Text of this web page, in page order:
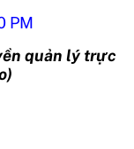
PM
quản lý trực